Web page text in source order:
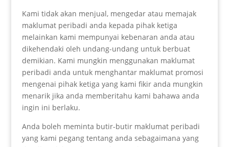
Kami tidak akan menjual, mengedar atau memajak
maklumat peribadi anda kepada pihak ketiga
melainkan kami mempunyai kebenaran anda atau
dikehendaki oleh undang-undang untuk berbuat
demikian. Kami mungkin menggunakan maklumat
peribadi anda untuk menghantar maklumat promosi
mengenai pihak ketiga yang kami fikir anda mungkin
menarik jika anda memberitahu kami bahawa anda
ingin ini berlaku.
Anda boleh meminta butir-butir maklumat peribadi
yang kami pegang tentang anda sebagaimana yang